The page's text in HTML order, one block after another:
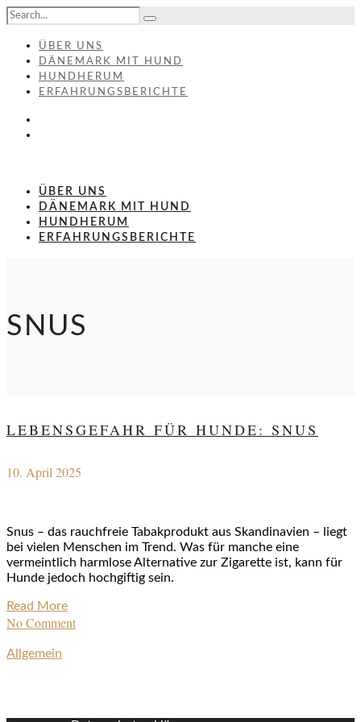
ÜBER UNS
DÄNEMARK MIT HUND
HUNDHERUM
ERFAHRUNGSBERICHTE
ÜBER UNS
DÄNEMARK MIT HUND
HUNDHERUM
ERFAHRUNGSBERICHTE
SNUS
LEBENSGEFAHR FÜR HUNDE: SNUS
10. April 2025
Snus – das rauchfreie Tabakprodukt aus Skandinavien – liegt
bei vielen Menschen im Trend. Was für manche eine
vermeintlich harmlose Alternative zur Zigarette ist, kann für
Hunde jedoch hochgiftig sein.
Read More
No Comment
Allgemein